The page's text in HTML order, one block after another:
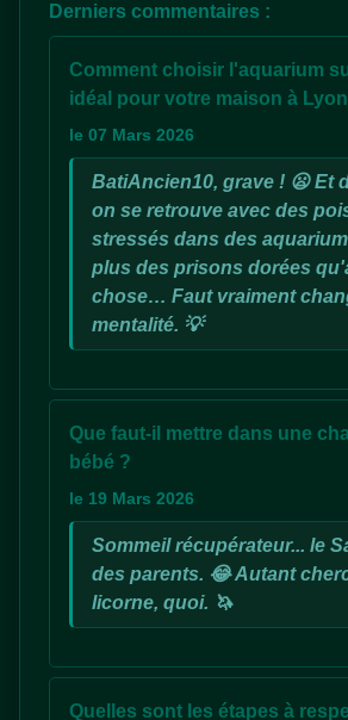
Derniers commentaires :
Comment choisir l'aquarium
idéal pour votre maison à
le 07 Mars 2026
BatiAncien10, grave ! 😦 Et
on se retrouve avec des
stressés dans des
plus des prisons dorées
chose… Faut vraiment
mentalité. 💡
Que faut-il mettre dans une
bébé ?
le 19 Mars 2026
Sommeil récupérateur... le
des parents. 😂 Autant
licorne, quoi. 🦄
Quelles sont les étapes à